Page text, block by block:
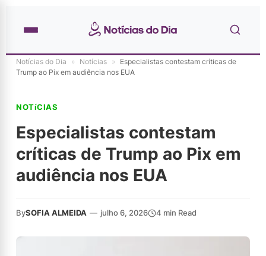
Notícias do Dia » Notícias » Especialistas contestam críticas de
Trump ao Pix em audiência nos EUA
NOTíCIAS
Especialistas contestam
críticas de Trump ao Pix em
audiência nos EUA
BySOFIA ALMEIDA — julho 6, 2026 4 min Read